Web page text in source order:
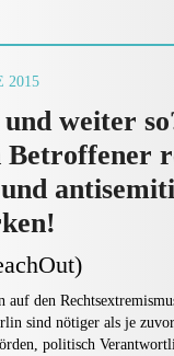
2015
weiter
Betroffener
auf den
sind nötiger als je
politisch